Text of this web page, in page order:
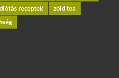
receptek
zöld tea